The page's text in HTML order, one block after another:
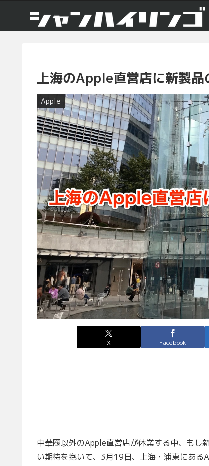
上海のApple直営店に新製品
Apple
X Facebook
中華圏以外のApple直営店が休業する中、もし
い期待を抱いて、3月19日、上海・浦東にある